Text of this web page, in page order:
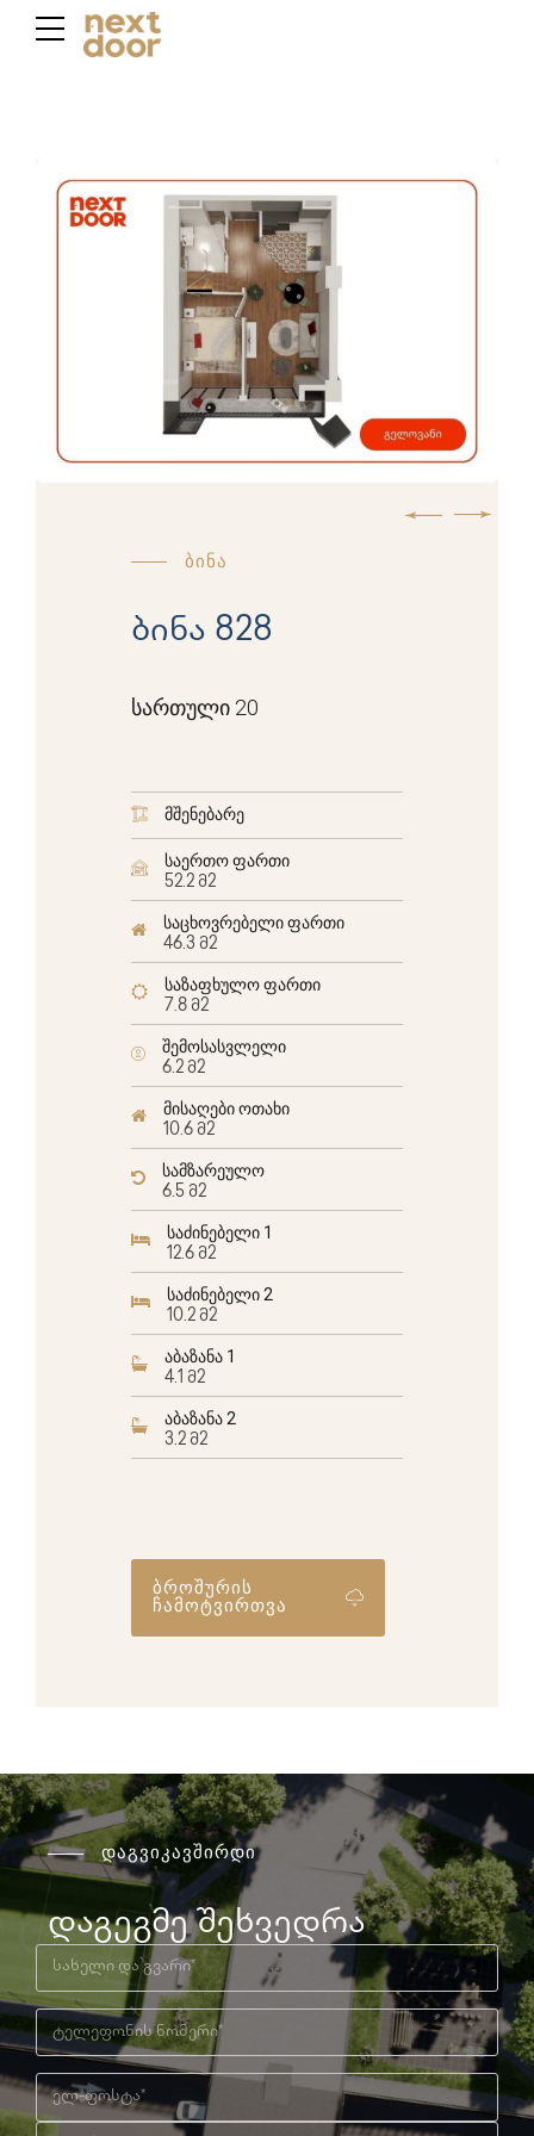
ბინა
ბინა 828
სართული 20
მშენებარე
საერთო ფართი
52.2 მ2
საცხოვრებელი ფართი
46.3 მ2
საზაფხულო ფართი
7.8 მ2
შემოსასვლელი
6.2 მ2
მისაღები ოთახი
10.6 მ2
სამზარეულო
6.5 მ2
საძინებელი 1
12.6 მ2
საძინებელი 2
10.2 მ2
აბაზანა 1
4.1 მ2
აბაზანა 2
3.2 მ2
ბროშურის
ჩამოტვირთვა
დაგვიკავშირდი
დაგეგმე შეხვედრა